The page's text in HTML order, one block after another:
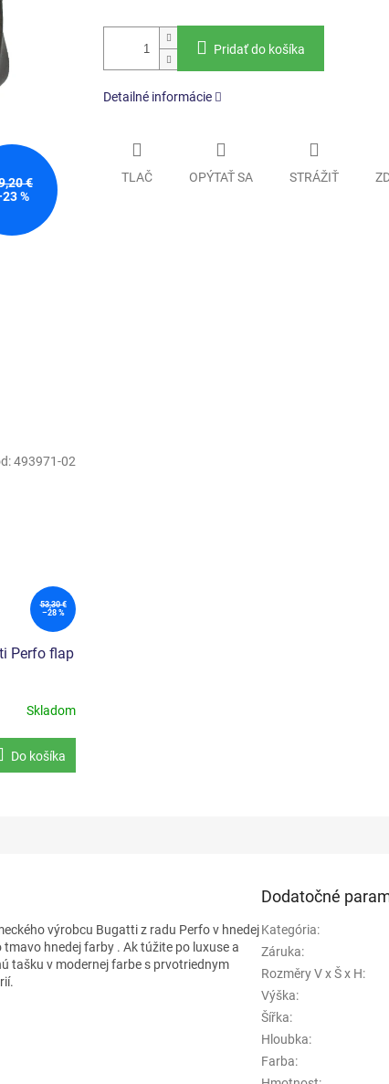
€
%
Pridať do košíka
Detailné informácie
TLAČ OPÝTAŤ SA STRÁŽIŤ
53,30 €
–28 %
Perfo flap
Skladom
Do košíka
493971-02
výrobcu Bugatti z radu Perfo v hnedej
tmavo hnedej farby . Ak túžite po luxuse a
tašku v modernej farbe s prvotriednym
Dodatočné
Kategória:
Záruka:
Rozměry V x Š x H:
Výška:
Šířka:
Hloubka:
Farba: